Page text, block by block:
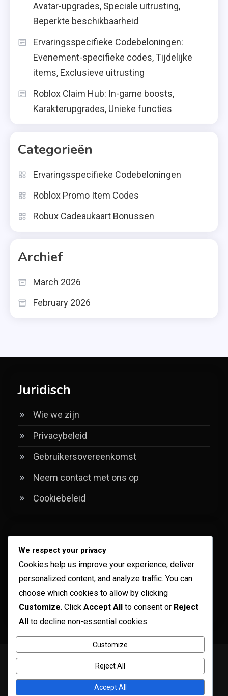
Avatar-upgrades, Speciale uitrusting,
Beperkte beschikbaarheid
Ervaringsspecifieke Codebeloningen:
Evenement-specifieke codes, Tijdelijke
items, Exclusieve uitrusting
Roblox Claim Hub: In-game boosts,
Karakterupgrades, Unieke functies
Categorieën
Ervaringsspecifieke Codebeloningen
Roblox Promo Item Codes
Robux Cadeaukaart Bonussen
Archief
March 2026
February 2026
Juridisch
Wie we zijn
Privacybeleid
Gebruikersovereenkomst
Neem contact met ons op
Cookiebeleid
Categorieën
Ervaringsspecifieke Codebeloningen
Roblox Promo Item Codes
Robux Cadeaukaart Bonussen
Copyright © ogma blog 2026Proudly powered by WordPress
Theme: ogma-blog byMystery Themes
Privacybeleid
Gebruikersovereenkomst
We respect your privacy
Cookies help us improve your experience, deliver
personalized content, and analyze traffic. You can
choose which cookies to allow by clicking
Customize. Click Accept All to consent or Reject
All to decline non-essential cookies.
Customize
Reject All
Accept All